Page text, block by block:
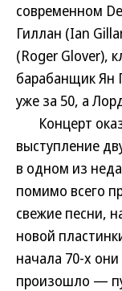
современном
Гиллан (Ian
(Roger Glover),
барабанщик Ян
уже за 50, а
Концерт
выступление
в одном из
помимо всего
свежие песни,
новой
начала 70-х
произошло —